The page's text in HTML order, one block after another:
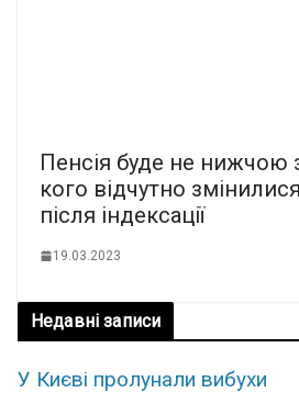
Пенсія буде не нижчою
кого відчутно
після індексації
19.03.2023
Недавні записи
У Києві пролунали вибухи